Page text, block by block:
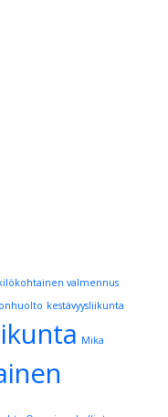
valmennus
kestävyysliikunta
Mika